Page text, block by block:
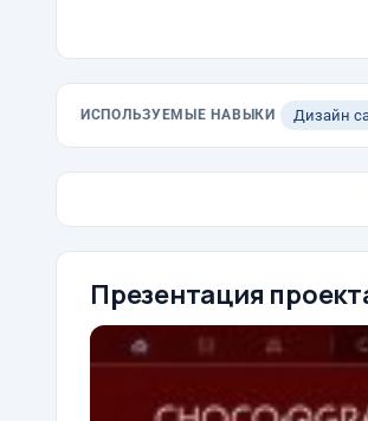
ИСПОЛЬЗУЕМЫЕ НАВЫКИ Дизайн
Презентация